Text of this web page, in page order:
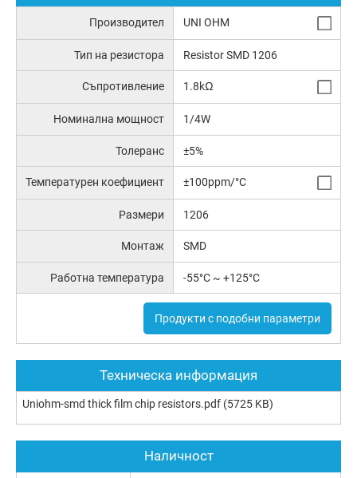
Производител UNI OHM
Тип на резистора Resistor SMD 1206
Съпротивление 1.8kΩ
Номинална мощност 1/4W
Толеранс ±5%
Температурен коефициент ±100ppm/°C
Размери 1206
Монтаж SMD
Работна температура -55°C ~ +125°C
Продукти с подобни параметри
Техническа информация
Uniohm-smd thick film chip resistors.pdf (5725 KB)
Наличност